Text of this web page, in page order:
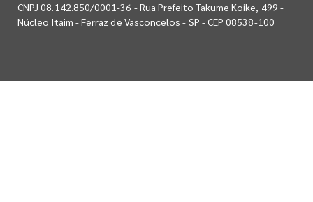
CNPJ 08.142.850/0001-36 - Rua Prefeito Takume Koike, 499 -
Núcleo Itaim - Ferraz de Vasconcelos - SP - CEP 08538-100